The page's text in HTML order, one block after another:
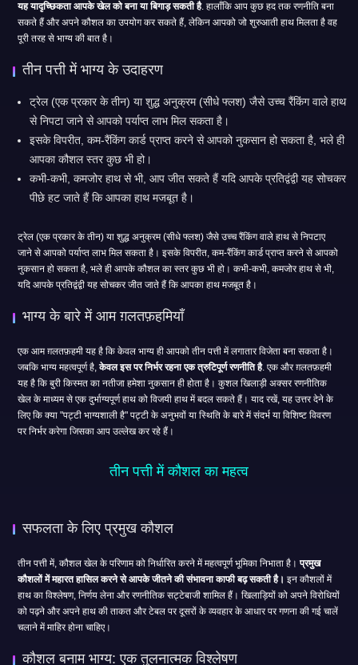
यह यादृच्छिकता आपके खेल को बना या बिगाड़ सकती है. हालाँकि आप कुछ हद तक रणनीति बना
सकते हैं और अपने कौशल का उपयोग कर सकते हैं, लेकिन आपको जो शुरुआती हाथ मिलता है वह
पूरी तरह से भाग्य की बात है।
तीन पत्ती में भाग्य के उदाहरण
ट्रेल (एक प्रकार के तीन) या शुद्ध अनुक्रम (सीधे फ्लश) जैसे उच्च रैंकिंग वाले हाथ
से निपटा जाने से आपको पर्याप्त लाभ मिल सकता है।
इसके विपरीत, कम-रैंकिंग कार्ड प्राप्त करने से आपको नुकसान हो सकता है, भले ही
आपका कौशल स्तर कुछ भी हो।
कभी-कभी, कमजोर हाथ से भी, आप जीत सकते हैं यदि आपके प्रतिद्वंद्वी यह सोचकर
पीछे हट जाते हैं कि आपका हाथ मजबूत है।
ट्रेल (एक प्रकार के तीन) या शुद्ध अनुक्रम (सीधे फ्लश) जैसे उच्च रैंकिंग वाले हाथ से निपटाए
जाने से आपको पर्याप्त लाभ मिल सकता है। इसके विपरीत, कम-रैंकिंग कार्ड प्राप्त करने से आपको
नुकसान हो सकता है, भले ही आपके कौशल का स्तर कुछ भी हो। कभी-कभी, कमजोर हाथ से भी,
यदि आपके प्रतिद्वंद्वी यह सोचकर जीत जाते हैं कि आपका हाथ मजबूत है।
भाग्य के बारे में आम ग़लतफ़हमियाँ
एक आम ग़लतफ़हमी यह है कि केवल भाग्य ही आपको तीन पत्ती में लगातार विजेता बना सकता है।
जबकि भाग्य महत्वपूर्ण है,केवल इस पर निर्भर रहना एक त्रुटिपूर्ण रणनीति है. एक और ग़लतफ़हमी
यह है कि बुरी किस्मत का नतीजा हमेशा नुकसान ही होता है। कुशल खिलाड़ी अक्सर रणनीतिक
खेल के माध्यम से एक दुर्भाग्यपूर्ण हाथ को विजयी हाथ में बदल सकते हैं। याद रखें, यह उत्तर देने के
लिए कि क्या "पट्टी भाग्यशाली है" पट्टी के अनुभवों या स्थिति के बारे में संदर्भ या विशिष्ट विवरण
पर निर्भर करेगा जिसका आप उल्लेख कर रहे हैं।
तीन पत्ती में कौशल का महत्व
सफलता के लिए प्रमुख कौशल
तीन पत्ती में, कौशल खेल के परिणाम को निर्धारित करने में महत्वपूर्ण भूमिका निभाता है।प्रमुख
कौशलों में महारत हासिल करने से आपके जीतने की संभावना काफी बढ़ सकती है। इन कौशलों में
हाथ का विश्लेषण, निर्णय लेना और रणनीतिक सट्टेबाजी शामिल हैं। खिलाड़ियों को अपने विरोधियों
को पढ़ने और अपने हाथ की ताकत और टेबल पर दूसरों के व्यवहार के आधार पर गणना की गई चालें
चलाने में माहिर होना चाहिए।
कौशल बनाम भाग्य: एक तुलनात्मक विश्लेषण